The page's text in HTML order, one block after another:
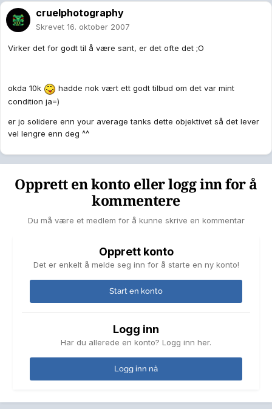
cruelphotography
Skrevet 16. oktober 2007
Virker det for godt til å være sant, er det ofte det ;O
okda 10k
hadde nok vært ett godt tilbud om det var mint
condition ja=)
er jo solidere enn your average tanks dette objektivet så det lever
vel lengre enn deg ^^
Opprett en konto eller logg inn for å
kommentere
Du må være et medlem for å kunne skrive en kommentar
Opprett konto
Det er enkelt å melde seg inn for å starte en ny konto!
Start en konto
Logg inn
Har du allerede en konto? Logg inn her.
Logg inn nå